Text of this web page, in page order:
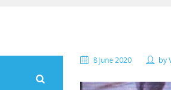
8 June 2020 by